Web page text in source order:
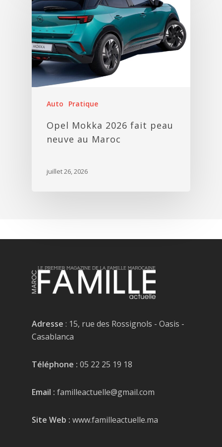
Auto Pratique
Opel Mokka 2026 fait peau
neuve au Maroc
juillet 26, 2026
Adresse : 15, rue des Rossignols - Oasis -
Casablanca
Téléphone : 05 22 25 19 18
Email : familleactuelle@gmail.com
Site Web : www.familleactuelle.ma